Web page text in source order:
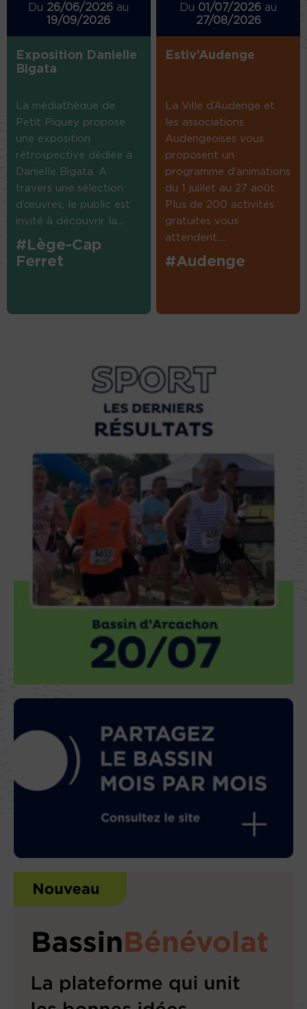
Du 26/06/2026 au
19/09/2026
Exposition Danielle
Bigata
La médiathèque de
Petit Piquey propose
une exposition
rétrospective dédiée à
Danielle Bigata. A
travers une sélection
d’œuvres, le public est
invité à découvrir la...
#Lège-Cap
Ferret
Du 01/07/2026 au
27/08/2026
Estiv’Audenge
La Ville d’Audenge et
les associations
Audengeoises vous
proposent un
programme d’animations
du 1 juillet au 27 août.
Plus de 200 activités
gratuites vous
attendent....
#Audenge